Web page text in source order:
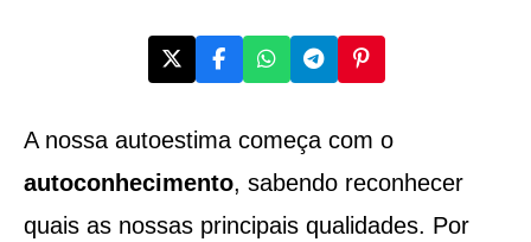
A nossa autoestima começa com o
autoconhecimento, sabendo reconhecer
quais as nossas principais qualidades. Por